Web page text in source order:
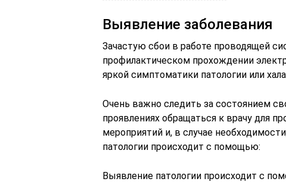
Выявление заболевания
Зачастую сбои в работе проводящей
профилактическом прохождении
яркой симптоматики патологии или
Очень важно следить за состоянием
проявлениях обращаться к врачу для
мероприятий и, в случае
патологии происходит с помощью:
Выявление патологии происходит с